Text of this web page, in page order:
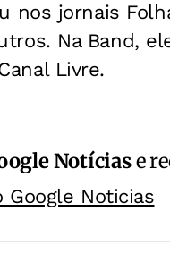
nos jornais
Na Band,
Livre.
Notíciase
Google Noticias